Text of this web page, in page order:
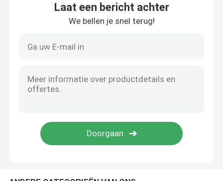
Luchtpomp voor massagestoelen
Micro- Waterklep
Laat een bericht achter
We bellen je snel terug!